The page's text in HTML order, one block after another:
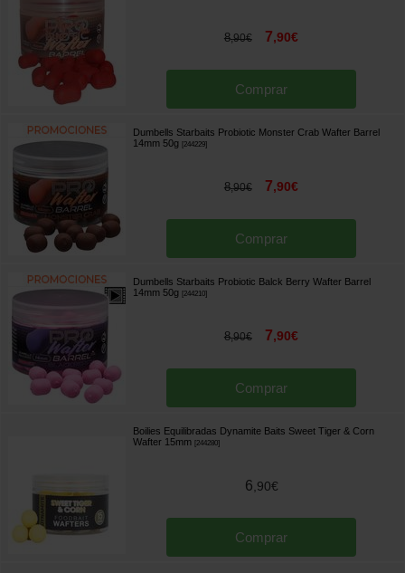
8,90€ 7,90€
Comprar
Dumbells Starbaits Probiotic Monster Crab Wafter Barrel
14mm 50g [244229]
8,90€ 7,90€
Comprar
Dumbells Starbaits Probiotic Balck Berry Wafter Barrel
14mm 50g [244210]
8,90€ 7,90€
Comprar
Boilies Equilibradas Dynamite Baits Sweet Tiger & Corn
Wafter 15mm [244280]
6 90€
Comprar